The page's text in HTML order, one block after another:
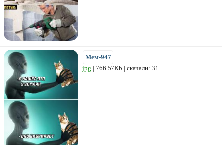
Мем-947
jpg | 766.57Kb | скачали: 31